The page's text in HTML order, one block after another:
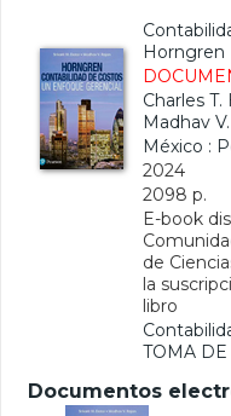
Horngren
Charles
Madhav
México :
2024
2098 p.
E-book
de
la
libro
TOMA
Documentos